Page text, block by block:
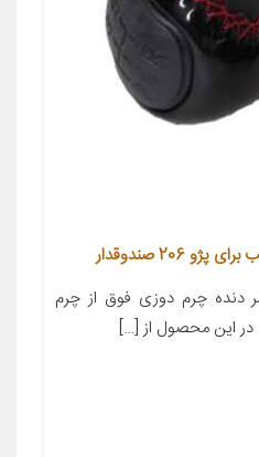
دنده چرم دوزی فوق از چرم
در این محصول از […]